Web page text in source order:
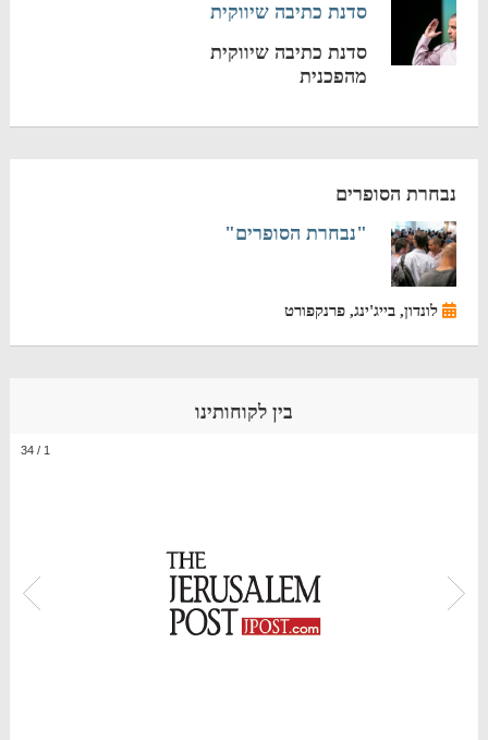
סדנת כתיבה שיווקית
סדנת כתיבה שיווקית
מהפכנית
נבחרת הסופרים
"נבחרת הסופרים"
לונדון, בייג'ינג, פרנקפורט
בין לקוחותינו
1
/
34